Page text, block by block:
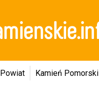
Powiat Kamień Pomorski